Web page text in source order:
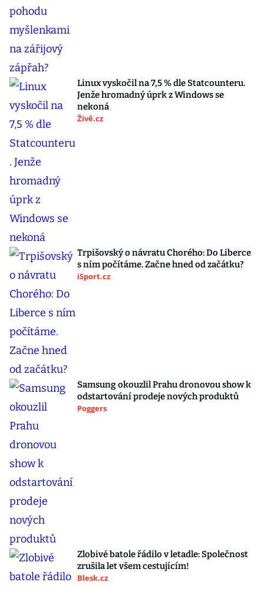
Linux vyskočil na 7,5 % dle Statcounteru.
Jenže hromadný úprk z Windows se
nekoná
Živě.cz
Trpišovský o návratu Chorého: Do Liberce
s ním počítáme. Začne hned od začátku?
iSport.cz
Samsung okouzlil Prahu dronovou show k
odstartování prodeje nových produktů
Poggers
Zlobivé batole řádilo v letadle: Společnost
zrušila let všem cestujícím!
Blesk.cz